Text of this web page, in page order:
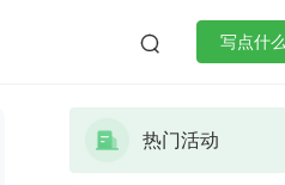
 写点什么
热门活动